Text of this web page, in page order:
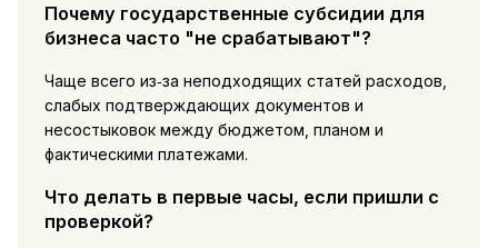
Почему государственные субсидии для
бизнеса часто "не срабатывают"?
Чаще всего из‑за неподходящих статей расходов,
слабых подтверждающих документов и
несостыковок между бюджетом, планом и
фактическими платежами.
Что делать в первые часы, если пришли с
проверкой?